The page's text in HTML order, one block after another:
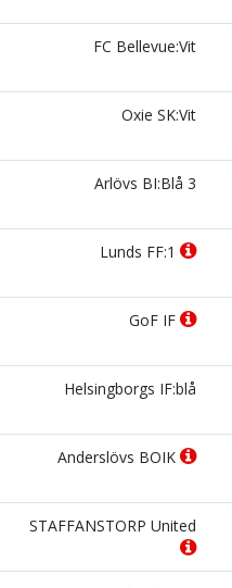
FC Bellevue:Vit
Oxie SK:Vit
Arlövs BI:Blå 3
Lunds FF:1
GoF IF
Helsingborgs IF:blå
Anderslövs BOIK
STAFFANSTORP United